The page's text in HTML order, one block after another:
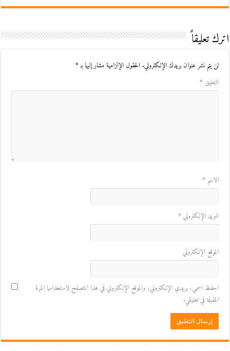
اترك تعليقاً
لن يتم نشر عنوان بريدك الإلكتروني. الحقول الإلزامية مشار إليها بـ*
التعليق *
الاسم *
البريد الإلكتروني *
الموقع الإلكتروني
احفظ اسمي، بريدي الإلكتروني، والموقع الإلكتروني في هذا المتصفح لاستخدامها المرة
المقبلة في تعليقي.